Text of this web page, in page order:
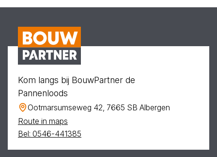
Kom langs bij BouwPartner de
Pannenloods
Ootmarsumseweg 42, 7665 SB Albergen
Route in maps
Bel: 0546-441385